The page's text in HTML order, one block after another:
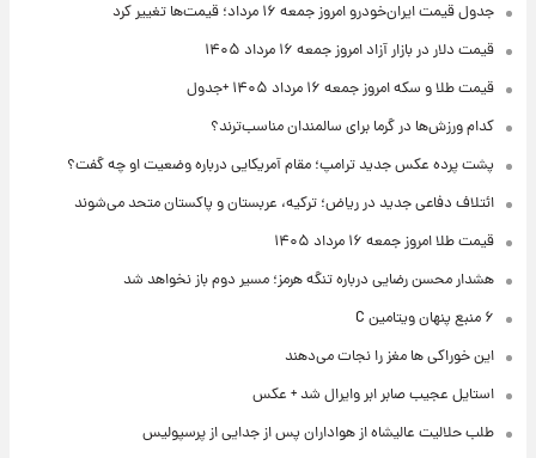
جدول قیمت ایران‌خودرو امروز جمعه ۱۶ مرداد؛ قیمت‌ها تغییر کرد
قیمت دلار در بازار آزاد امروز جمعه ۱۶ مرداد ۱۴۰۵
قیمت طلا و سکه امروز جمعه ۱۶ مرداد ۱۴۰۵ +جدول
کدام ورزش‌ها در گرما برای سالمندان مناسب‌ترند؟
پشت پرده عکس جدید ترامپ؛ مقام آمریکایی درباره وضعیت او چه گفت؟
ائتلاف دفاعی جدید در ریاض؛ ترکیه، عربستان و پاکستان متحد می‌شوند
قیمت طلا امروز جمعه ۱۶ مرداد ۱۴۰۵
هشدار محسن رضایی درباره تنگه هرمز؛ مسیر دوم باز نخواهد شد
۶ منبع پنهان ویتامین C
این خوراکی ها مغز را نجات می‌دهند
استایل عجیب صابر ابر وایرال شد + عکس
طلب حلالیت عالیشاه از هواداران پس از جدایی از پرسپولیس